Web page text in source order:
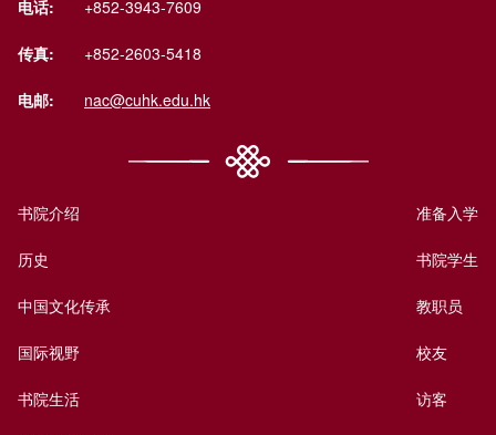
电话: +852-3943-7609
传真: +852-2603-5418
电邮: nac@cuhk.edu.hk
书院介绍
历史
中国文化传承
国际视野
书院生活
准备入学
书院学生
教职员
校友
访客